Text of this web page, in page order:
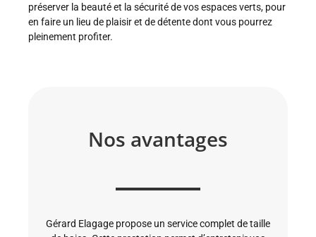
préserver la beauté et la sécurité de vos espaces verts, pour
en faire un lieu de plaisir et de détente dont vous pourrez
pleinement profiter.
Nos avantages
Gérard Elagage propose un service complet de taille